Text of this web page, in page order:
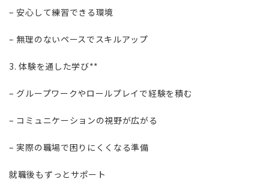
– 安心して練習できる環境
– 無理のないペースでスキルアップ
3. 体験を通した学び**
– グループワークやロールプレイで経験を積む
– コミュニケーションの視野が広がる
– 実際の職場で困りにくくなる準備
就職後もずっとサポート